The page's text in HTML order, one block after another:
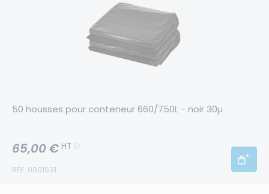
50 housses pour conteneur 660/750L - noir 30µ
RÉF. 0001531
65,00 € HT